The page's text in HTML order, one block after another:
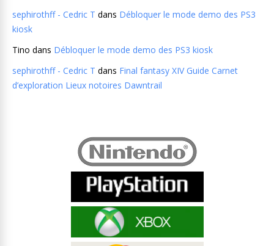
sephirothff - Cedric T dans Débloquer le mode demo des PS3
kiosk
Tino dans Débloquer le mode demo des PS3 kiosk
sephirothff - Cedric T dans Final fantasy XIV Guide Carnet
d’exploration Lieux notoires Dawntrail